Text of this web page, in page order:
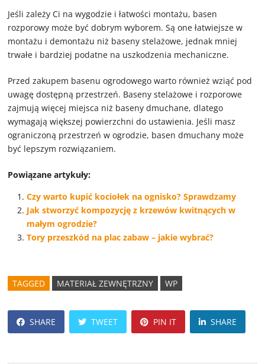
Jeśli zależy Ci na wygodzie i łatwości montażu, basen
rozporowy może być dobrym wyborem. Są one łatwiejsze w
montażu i demontażu niż baseny stelażowe, jednak mniej
trwałe i bardziej podatne na uszkodzenia mechaniczne.
Przed zakupem basenu ogrodowego warto również wziąć pod
uwagę dostępną przestrzeń. Baseny stelażowe i rozporowe
zajmują więcej miejsca niż baseny dmuchane, dlatego
wymagają większej powierzchni do ustawienia. Jeśli masz
ograniczoną przestrzeń w ogrodzie, basen dmuchany może
być lepszym rozwiązaniem.
Powiązane artykuły:
Czy warto kupić kociołek na ognisko? Sprawdzamy
Jak stworzyć kompozycję z krzewów kwitnących w
małym ogrodzie?
Tory przeszkód na plac zabaw – jakie wybrać?
TAGGED MATERIAŁ ZEWNĘTRZNY WP
SHARE TWEET PIN IT SHARE